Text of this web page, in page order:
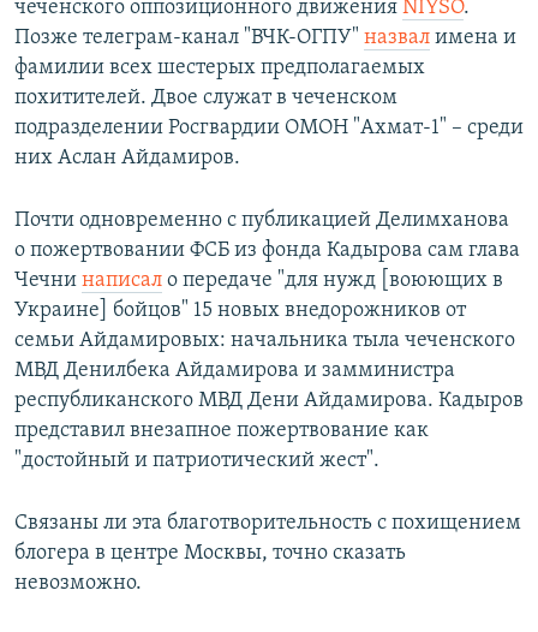
чеченского оппозиционного движения NIYSO.
Позже телеграм-канал "ВЧК-ОГПУ" назвал имена и
фамилии всех шестерых предполагаемых
похитителей. Двое служат в чеченском
подразделении Росгвардии ОМОН "Ахмат-1" – среди
них Аслан Айдамиров.
Почти одновременно с публикацией Делимханова
о пожертвовании ФСБ из фонда Кадырова сам глава
Чечни написал о передаче "для нужд [воюющих в
Украине] бойцов" 15 новых внедорожников от
семьи Айдамировых: начальника тыла чеченского
МВД Денилбека Айдамирова и замминистра
республиканского МВД Дени Айдамирова. Кадыров
представил внезапное пожертвование как
"достойный и патриотический жест".
Связаны ли эта благотворительность с похищением
блогера в центре Москвы, точно сказать
невозможно.